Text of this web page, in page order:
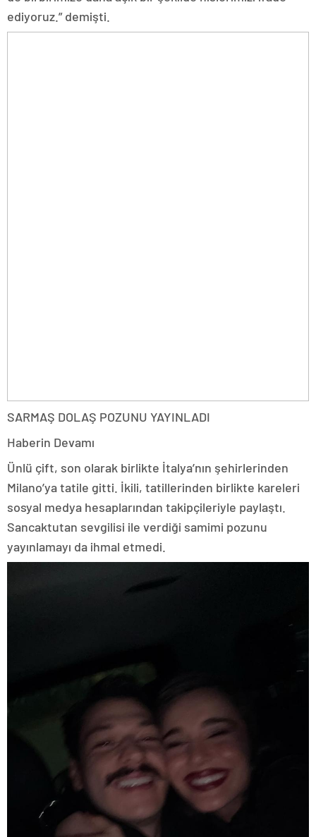
ediyoruz.” demişti.
SARMAŞ DOLAŞ POZUNU YAYINLADI
Haberin Devamı
Ünlü çift, son olarak birlikte İtalya’nın şehirlerinden
Milano’ya tatile gitti. İkili, tatillerinden birlikte kareleri
sosyal medya hesaplarından takipçileriyle paylaştı.
Sancaktutan sevgilisi ile verdiği samimi pozunu
yayınlamayı da ihmal etmedi.